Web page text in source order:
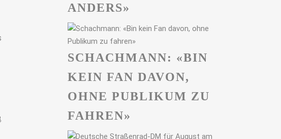
ANDERS»
SCHACHMANN: «BIN
KEIN FAN DAVON,
OHNE PUBLIKUM ZU
FAHREN»